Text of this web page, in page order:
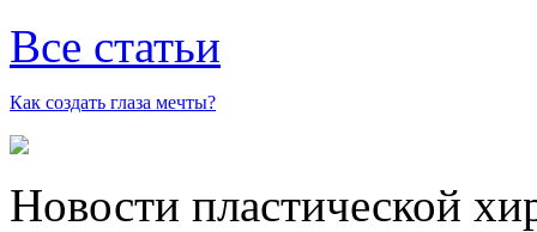
Все статьи
Как создать глаза мечты?
Новости пластической